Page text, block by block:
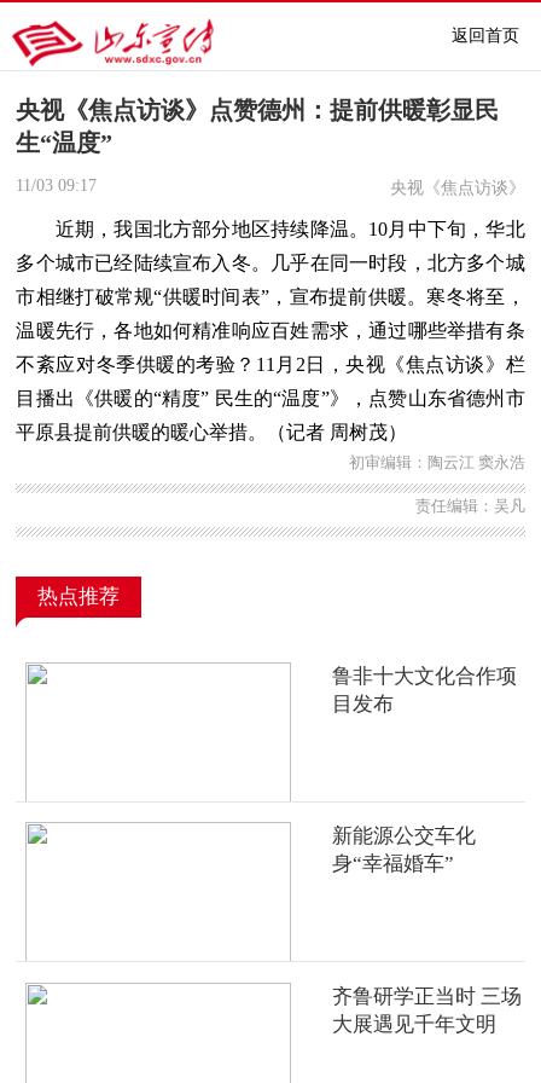
返回首页
央视《焦点访谈》点赞德州：提前供暖彰显民
生“温度”
11/03 09:17 央视《焦点访谈》
近期，我国北方部分地区持续降温。10月中下旬，华北
多个城市已经陆续宣布入冬。几乎在同一时段，北方多个城
市相继打破常规“供暖时间表”，宣布提前供暖。寒冬将至，
温暖先行，各地如何精准响应百姓需求，通过哪些举措有条
不紊应对冬季供暖的考验？11月2日，央视《焦点访谈》栏
目播出《供暖的“精度” 民生的“温度”》，点赞山东省德州市
平原县提前供暖的暖心举措。（记者 周树茂）
初审编辑：陶云江 窦永浩
责任编辑：吴凡
热点推荐
鲁非十大文化合作项
目发布
新能源公交车化
身“幸福婚车”
齐鲁研学正当时 三场
大展遇见千年文明